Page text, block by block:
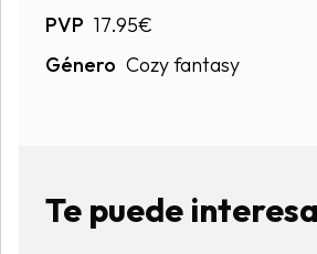
PVP 17.95€
Género Cozy fantasy
Te puede